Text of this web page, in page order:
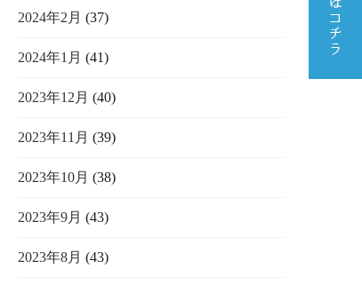
2024年2月 (37)
2024年1月 (41)
2023年12月 (40)
2023年11月 (39)
2023年10月 (38)
2023年9月 (43)
2023年8月 (43)